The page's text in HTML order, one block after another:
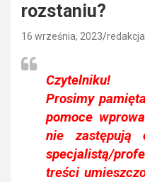
rozstaniu?
16 września, 2023 redakcja
Czytelniku!
Prosimy
pomoce
nie zastępują
specjalistą/
treści